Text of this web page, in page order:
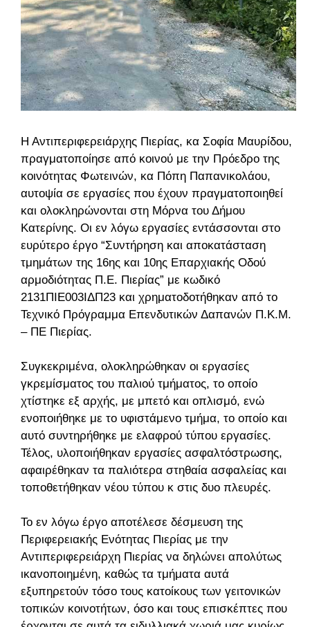
Η Αντιπεριφερειάρχης Πιερίας, κα Σοφία Μαυρίδου,
πραγματοποίησε από κοινού με την Πρόεδρο της
κοινότητας Φωτεινών, κα Πόπη Παπανικολάου,
αυτοψία σε εργασίες που έχουν πραγματοποιηθεί
και ολοκληρώνονται στη Μόρνα του Δήμου
Κατερίνης. Οι εν λόγω εργασίες εντάσσονται στο
ευρύτερο έργο “Συντήρηση και αποκατάσταση
τμημάτων της 16ης και 10ης Επαρχιακής Οδού
αρμοδιότητας Π.Ε. Πιερίας” με κωδικό
2131ΠΙΕ003ΙΔΠ23 και χρηματοδοτήθηκαν από το
Τεχνικό Πρόγραμμα Επενδυτικών Δαπανών Π.Κ.Μ.
– ΠΕ Πιερίας.
Συγκεκριμένα, ολοκληρώθηκαν οι εργασίες
γκρεμίσματος του παλιού τμήματος, το οποίο
χτίστηκε εξ αρχής, με μπετό και οπλισμό, ενώ
ενοποιήθηκε με το υφιστάμενο τμήμα, το οποίο και
αυτό συντηρήθηκε με ελαφρού τύπου εργασίες.
Τέλος, υλοποιήθηκαν εργασίες ασφαλτόστρωσης,
αφαιρέθηκαν τα παλιότερα στηθαία ασφαλείας και
τοποθετήθηκαν νέου τύπου κ στις δυο πλευρές.
Το εν λόγω έργο αποτέλεσε δέσμευση της
Περιφερειακής Ενότητας Πιερίας με την
Αντιπεριφερειάρχη Πιερίας να δηλώνει απολύτως
ικανοποιημένη, καθώς τα τμήματα αυτά
εξυπηρετούν τόσο τους κατοίκους των γειτονικών
τοπικών κοινοτήτων, όσο και τους επισκέπτες που